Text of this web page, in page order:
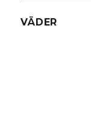
VÄDER